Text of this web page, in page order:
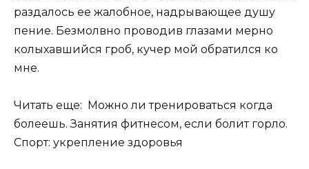
раздалось ее жалобное, надрывающее душу
пение. Безмолвно проводив глазами мерно
колыхавшийся гроб, кучер мой обратился ко
мне.
Читать еще: Можно ли тренироваться когда
болеешь. Занятия фитнесом, если болит горло.
Спорт: укрепление здоровья